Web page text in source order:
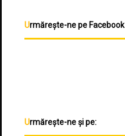
Urmărește-ne pe Facebook
Urmărește-ne și pe: